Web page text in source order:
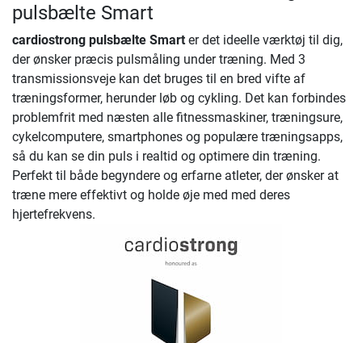
pulsbælte Smart
cardiostrong pulsbælte Smart er det ideelle værktøj til dig,
der ønsker præcis pulsmåling under træning. Med 3
transmissionsveje kan det bruges til en bred vifte af
træningsformer, herunder løb og cykling. Det kan forbindes
problemfrit med næsten alle fitnessmaskiner, træningsure,
cykelcomputere, smartphones og populære træningsapps,
så du kan se din puls i realtid og optimere din træning.
Perfekt til både begyndere og erfarne atleter, der ønsker at
træne mere effektivt og holde øje med med deres
hjertefrekvens.